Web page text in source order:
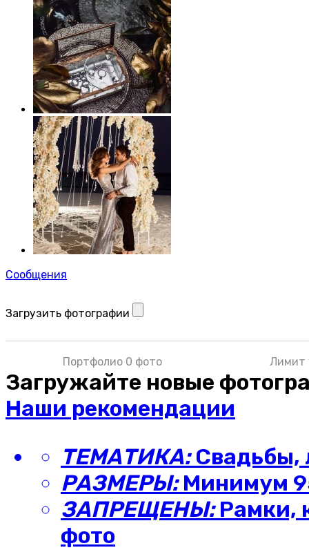
Сообщения
Загрузить фотографии
Портфолио 0 фото Лимит
Загружайте новые
Наши рекомендации
ТЕМАТИКА:Свадьбы,
РАЗМЕРЫ:Минимум
ЗАПРЕЩЕНЫ:Рамки,
фото